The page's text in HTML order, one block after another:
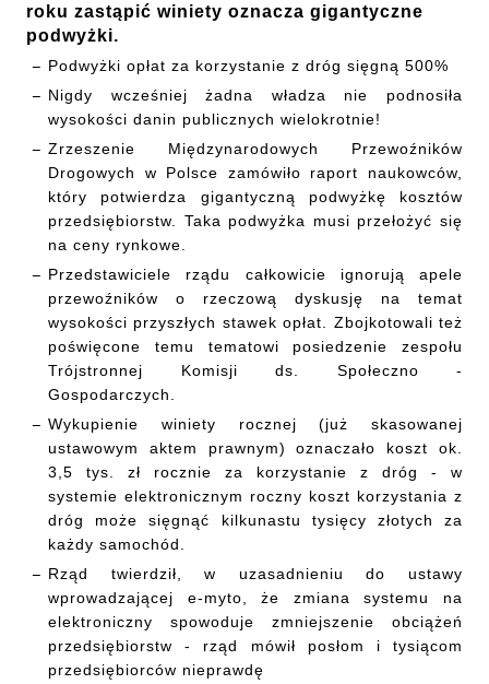
roku zastąpić winiety oznacza gigantyczne
podwyżki.
Podwyżki opłat za korzystanie z dróg sięgną 500%
Nigdy wcześniej żadna władza nie podnosiła
wysokości danin publicznych wielokrotnie!
Zrzeszenie Międzynarodowych Przewoźników
Drogowych w Polsce zamówiło raport naukowców,
który potwierdza gigantyczną podwyżkę kosztów
przedsiębiorstw. Taka podwyżka musi przełożyć się
na ceny rynkowe.
Przedstawiciele rządu całkowicie ignorują apele
przewoźników o rzeczową dyskusję na temat
wysokości przyszłych stawek opłat. Zbojkotowali też
poświęcone temu tematowi posiedzenie zespołu
Trójstronnej Komisji ds. Społeczno -
Gospodarczych.
Wykupienie winiety rocznej (już skasowanej
ustawowym aktem prawnym) oznaczało koszt ok.
3,5 tys. zł rocznie za korzystanie z dróg - w
systemie elektronicznym roczny koszt korzystania z
dróg może sięgnąć kilkunastu tysięcy złotych za
każdy samochód.
Rząd twierdził, w uzasadnieniu do ustawy
wprowadzającej e-myto, że zmiana systemu na
elektroniczny spowoduje zmniejszenie obciążeń
przedsiębiorstw - rząd mówił posłom i tysiącom
przedsiębiorców nieprawdę